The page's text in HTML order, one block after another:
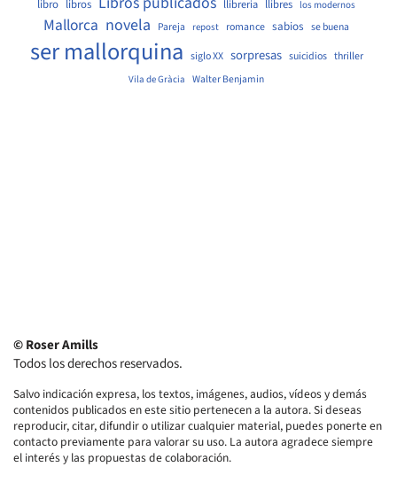
libro libros llibreria llibres los modernos
Mallorca novela Pareja repost romance sabios se buena
ser mallorquina siglo XX sorpresas suicidios thriller
Vila de Gràcia Walter Benjamin
© Roser Amills
Todos los derechos reservados.
Salvo indicación expresa, los textos, imágenes, audios, vídeos y demás
contenidos publicados en este sitio pertenecen a la autora. Si deseas
reproducir, citar, difundir o utilizar cualquier material, puedes ponerte en
contacto previamente para valorar su uso. La autora agradece siempre
el interés y las propuestas de colaboración.